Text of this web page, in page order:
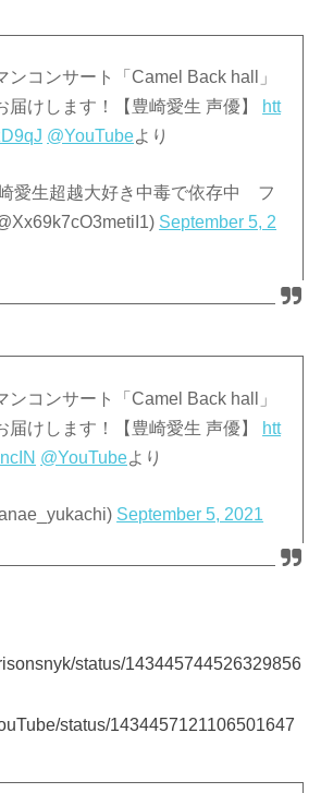
ンコンサート「Camel Back hall」
届けします！【豊崎愛生 声優】
htt
@YouTubeより
愛生超越大好き中毒で依存中 フ
September 5, 2
ンコンサート「Camel Back hall」
届けします！【豊崎愛生 声優】
htt
@YouTubeより
September 5, 2021
status/143445744526329856
status/1434457121106501647